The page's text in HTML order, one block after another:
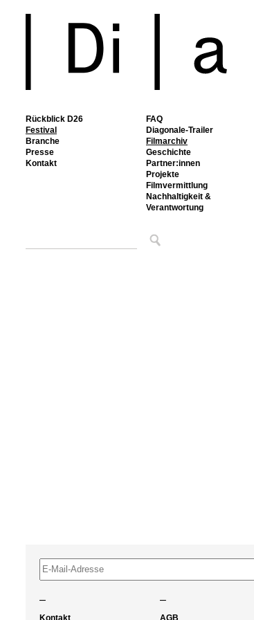
Rückblick D26
Festival
FAQ
Diagonale-Trailer
Filmarchiv
Geschichte
Partner:innen
Projekte
Filmvermittlung
Nachhaltigkeit &
Verantwortung
Branche
Presse
Kontakt
– –
Kontakt AGB